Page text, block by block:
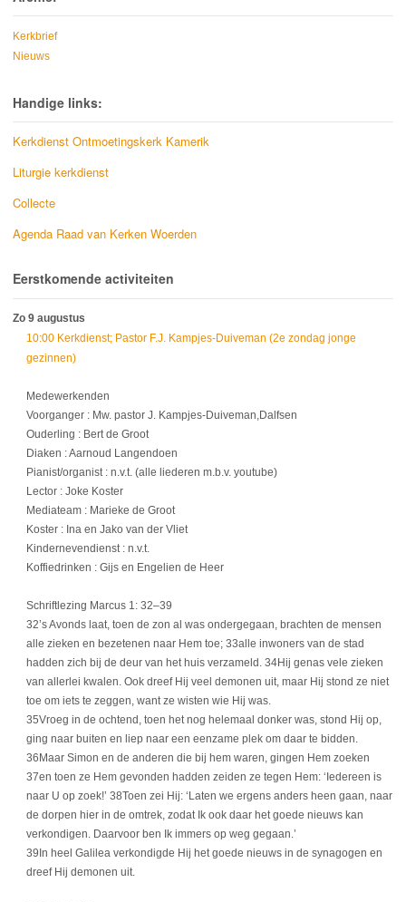
Kerkbrief
Nieuws
Handige links:
Kerkdienst Ontmoetingskerk Kamerik
Liturgie kerkdienst
Collecte
Agenda Raad van Kerken Woerden
Eerstkomende activiteiten
Zo 9 augustus
10:00 Kerkdienst; Pastor F.J. Kampjes-Duiveman (2e zondag jonge
gezinnen)
Medewerkenden
Voorganger : Mw. pastor J. Kampjes-Duiveman,Dalfsen
Ouderling : Bert de Groot
Diaken : Aarnoud Langendoen
Pianist/organist : n.v.t. (alle liederen m.b.v. youtube)
Lector : Joke Koster
Mediateam : Marieke de Groot
Koster : Ina en Jako van der Vliet
Kindernevendienst : n.v.t.
Koffiedrinken : Gijs en Engelien de Heer
Schriftlezing Marcus 1: 32–39
32’s Avonds laat, toen de zon al was ondergegaan, brachten de mensen
alle zieken en bezetenen naar Hem toe; 33alle inwoners van de stad
hadden zich bij de deur van het huis verzameld. 34Hij genas vele zieken
van allerlei kwalen. Ook dreef Hij veel demonen uit, maar Hij stond ze niet
toe om iets te zeggen, want ze wisten wie Hij was.
35Vroeg in de ochtend, toen het nog helemaal donker was, stond Hij op,
ging naar buiten en liep naar een eenzame plek om daar te bidden.
36Maar Simon en de anderen die bij hem waren, gingen Hem zoeken
37en toen ze Hem gevonden hadden zeiden ze tegen Hem: ‘Iedereen is
naar U op zoek!’ 38Toen zei Hij: ‘Laten we ergens anders heen gaan, naar
de dorpen hier in de omtrek, zodat Ik ook daar het goede nieuws kan
verkondigen. Daarvoor ben Ik immers op weg gegaan.’
39In heel Galilea verkondigde Hij het goede nieuws in de synagogen en
dreef Hij demonen uit.